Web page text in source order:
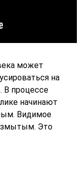
может
на
В процессе
начинают
Видимое
Это